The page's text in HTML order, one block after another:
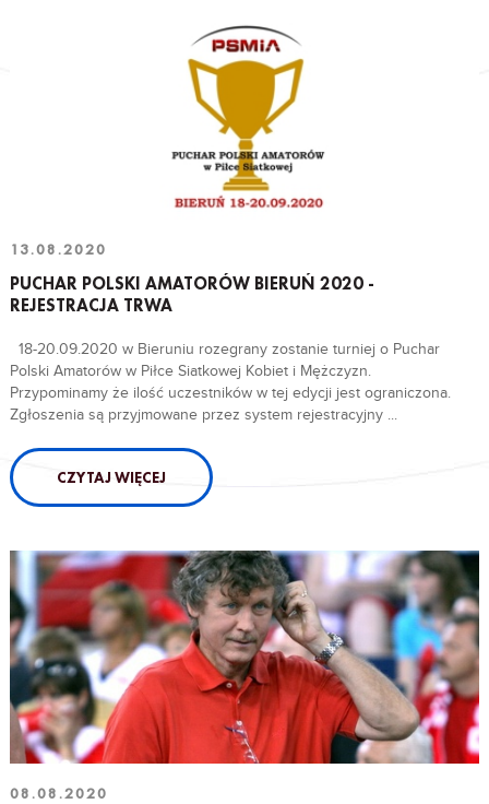
13.08.2020
PUCHAR POLSKI AMATORÓW BIERUŃ 2020 -
REJESTRACJA TRWA
18-20.09.2020 w Bieruniu rozegrany zostanie turniej o Puchar
Polski Amatorów w Piłce Siatkowej Kobiet i Mężczyzn.
Przypominamy że ilość uczestników w tej edycji jest ograniczona.
Zgłoszenia są przyjmowane przez system rejestracyjny ...
CZYTAJ WIĘCEJ
08.08.2020